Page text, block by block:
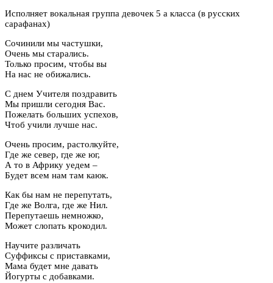
Исполняет вокальная группа девочек 5 а класса (в русских
сарафанах)
Сочинили мы частушки,
Очень мы старались.
Только просим, чтобы вы
На нас не обижались.
С днем Учителя поздравить
Мы пришли сегодня Вас.
Пожелать больших успехов,
Чтоб учили лучше нас.
Очень просим, растолкуйте,
Где же север, где же юг,
А то в Африку уедем –
Будет всем нам там каюк.
Как бы нам не перепутать,
Где же Волга, где же Нил.
Перепутаешь немножко,
Может слопать крокодил.
Научите различать
Суффиксы с приставками,
Мама будет мне давать
Йогурты с добавками.